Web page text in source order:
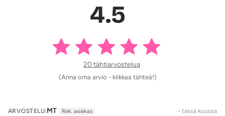
Propylene Glycol, PEG-200, Perfume.
Lähetyspaketin koko: 20 x 11 x 9 cm
4.5
20 tähtiarvostelua
(Anna oma arvio - klikkaa tähteä!)
ARVOSTELU:MT Rek. asiakas - tässä kuussa